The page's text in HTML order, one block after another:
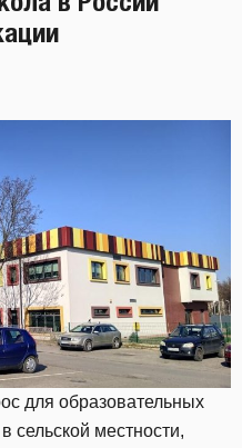
для образовательных
сельской местности,